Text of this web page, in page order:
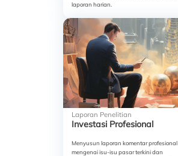
laporan harian.
Laporan Penelitian
Investasi Profesional
Menyusun laporan komentar profesional
mengenai isu-isu pasar terkini dan